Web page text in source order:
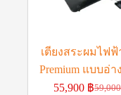
เตียงสระผมไฟ
Premium แบบอ่า
55,900 ฿